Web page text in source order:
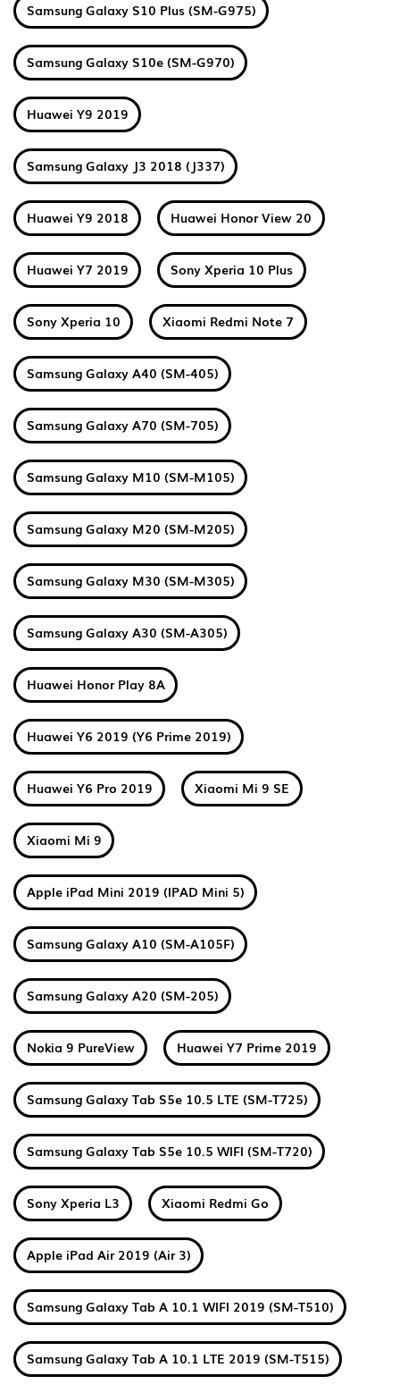
Samsung Galaxy S10 Plus (SM-G975)
Samsung Galaxy S10e (SM-G970)
Huawei Y9 2019
Samsung Galaxy J3 2018 (J337)
Huawei Y9 2018 Huawei Honor View 20
Huawei Y7 2019 Sony Xperia 10 Plus
Sony Xperia 10 Xiaomi Redmi Note 7
Samsung Galaxy A40 (SM-405)
Samsung Galaxy A70 (SM-705)
Samsung Galaxy M10 (SM-M105)
Samsung Galaxy M20 (SM-M205)
Samsung Galaxy M30 (SM-M305)
Samsung Galaxy A30 (SM-A305)
Huawei Honor Play 8A
Huawei Y6 2019 (Y6 Prime 2019)
Huawei Y6 Pro 2019 Xiaomi Mi 9 SE
Xiaomi Mi 9
Apple iPad Mini 2019 (IPAD Mini 5)
Samsung Galaxy A10 (SM-A105F)
Samsung Galaxy A20 (SM-205)
Nokia 9 PureView Huawei Y7 Prime 2019
Samsung Galaxy Tab S5e 10.5 LTE (SM-T725)
Samsung Galaxy Tab S5e 10.5 WIFI (SM-T720)
Sony Xperia L3 Xiaomi Redmi Go
Apple iPad Air 2019 (Air 3)
Samsung Galaxy Tab A 10.1 WIFI 2019 (SM-T510)
Samsung Galaxy Tab A 10.1 LTE 2019 (SM-T515)